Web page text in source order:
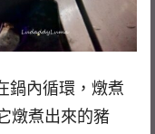
鍋內循環，燉煮
燉煮出來的豬